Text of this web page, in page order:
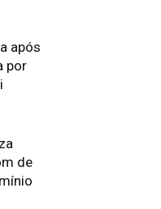
após
por
de